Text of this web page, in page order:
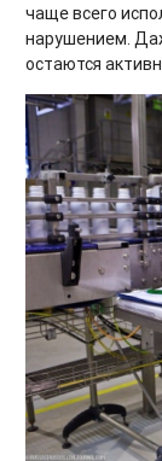
чаще всего
нарушением.
остаются